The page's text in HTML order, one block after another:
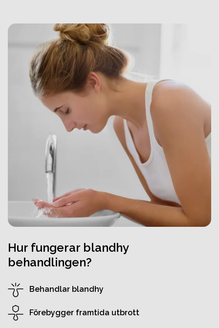
Hur fungerar blandhy
behandlingen?
Behandlar blandhy
Förebygger framtida utbrott